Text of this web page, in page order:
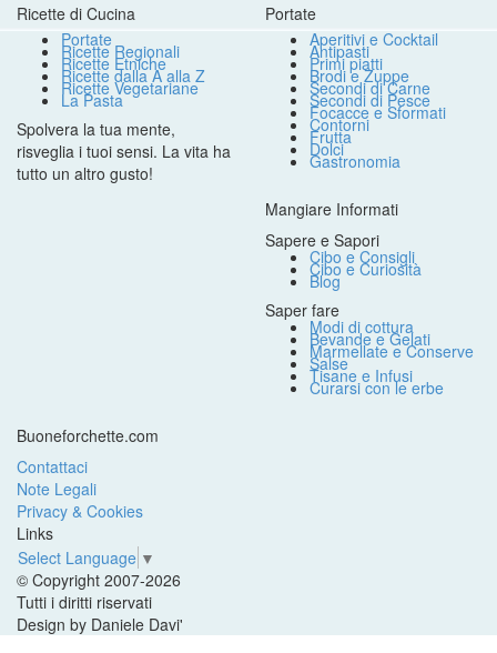
Ricette di Cucina
Portate
Ricette Regionali
Ricette Etniche
Ricette dalla A alla Z
Ricette Vegetariane
La Pasta
Spolvera la tua mente,
risveglia i tuoi sensi. La vita ha
tutto un altro gusto!
Portate
Aperitivi e Cocktail
Antipasti
Primi piatti
Brodi e Zuppe
Secondi di Carne
Secondi di Pesce
Focacce e Sformati
Contorni
Frutta
Dolci
Gastronomia
Mangiare Informati
Sapere e Sapori
Cibo e Consigli
Cibo e Curiosità
Blog
Saper fare
Modi di cottura
Bevande e Gelati
Marmellate e Conserve
Salse
Tisane e Infusi
Curarsi con le erbe
Buoneforchette.com
Contattaci
Note Legali
Privacy & Cookies
Links
Select Language ▼
© Copyright 2007-2026
Tutti i diritti riservati
Design by Daniele Davi'